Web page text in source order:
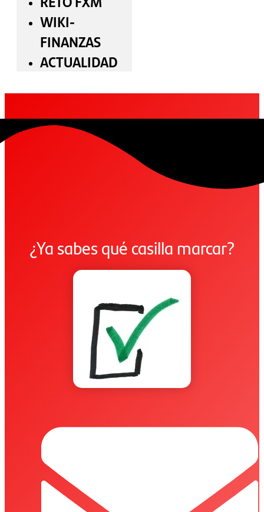
WIKI-
FINANZAS
ACTUALIDAD
¿Ya sabes qué casilla marcar?